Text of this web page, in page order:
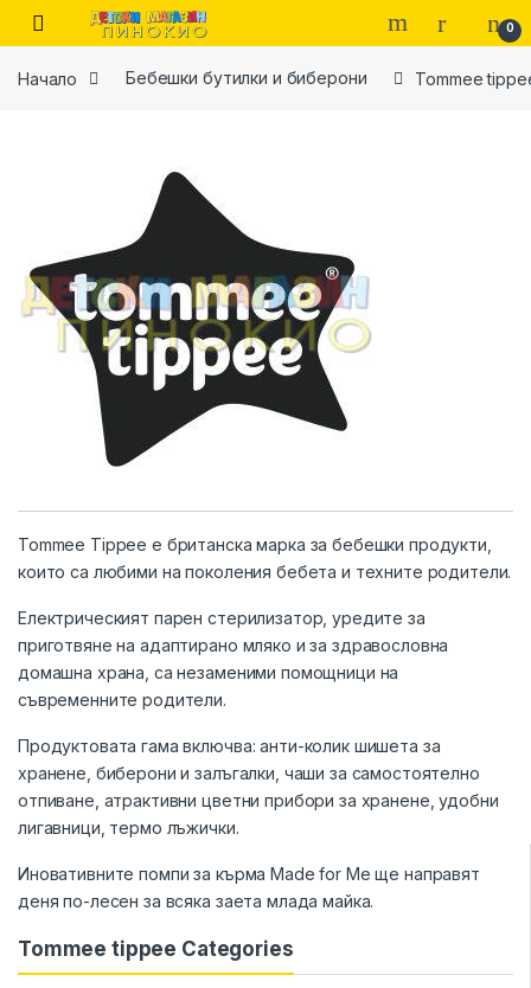
Skip to navigation
Skip to content
0
Начало Бебешки бутилки и биберони Tommee
Tommee Tippee е британска марка за бебешки продукти,
които са любими на поколения бебета и техните родители.
Електрическият парен стерилизатор, уредите за
приготвяне на адаптирано мляко и за здравословна
домашна храна, са незаменими помощници на
съвременните родители.
Продуктовата гама включва: анти-колик шишета за
хранене, биберони и залъгалки, чаши за самостоятелно
отпиване, атрактивни цветни прибори за хранене, удобни
лигавници, термо лъжички.
Иновативните помпи за кърма Made for Me ще направят
деня по-лесен за всяка заета млада майка.
Tommee tippee Categories